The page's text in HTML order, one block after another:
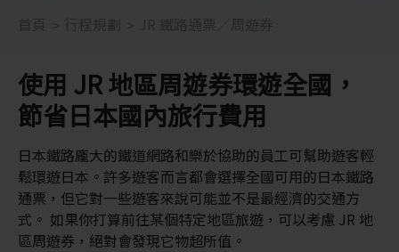
使用 JR 地區周遊券環遊全國，
節省日本國內旅行費用
日本鐵路龐大的鐵道網路和樂於協助的員工可幫助遊客輕
鬆環遊日本。許多遊客而言都會選擇全國可用的日本鐵路
通票，但它對一些遊客來說可能並不是最經濟的交通方
式。 如果你打算前往某個特定地區旅遊，可以考慮 JR 地
區周遊券，絕對會發現它物超所值。